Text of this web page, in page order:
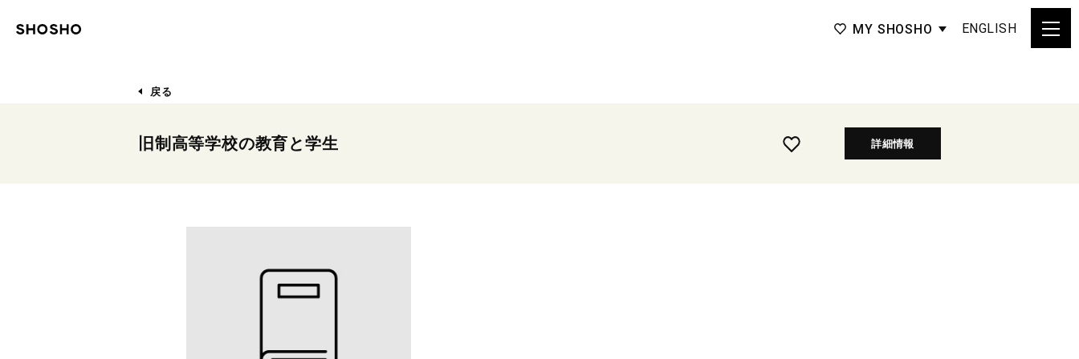
MY SHOSHO ENGLISH
戻る
旧制高等学校の教育と学生 詳細情報